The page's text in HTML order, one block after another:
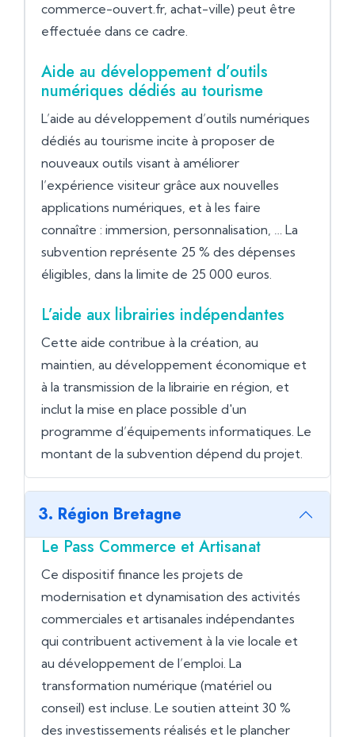
commerce-ouvert.fr, achat-ville) peut être
effectuée dans ce cadre.
Aide au développement d’outils
numériques dédiés au tourisme
L’aide au développement d’outils numériques
dédiés au tourisme incite à proposer de
nouveaux outils visant à améliorer
l’expérience visiteur grâce aux nouvelles
applications numériques, et à les faire
connaître : immersion, personnalisation, … La
subvention représente 25 % des dépenses
éligibles, dans la limite de 25 000 euros.
L’aide aux librairies indépendantes
Cette aide contribue à la création, au
maintien, au développement économique et
à la transmission de la librairie en région, et
inclut la mise en place possible d'un
programme d’équipements informatiques. Le
montant de la subvention dépend du projet.
3. Région Bretagne
Le Pass Commerce et Artisanat
Ce dispositif finance les projets de
modernisation et dynamisation des activités
commerciales et artisanales indépendantes
qui contribuent activement à la vie locale et
au développement de l’emploi. La
transformation numérique (matériel ou
conseil) est incluse. Le soutien atteint 30 %
des investissements réalisés et le plancher